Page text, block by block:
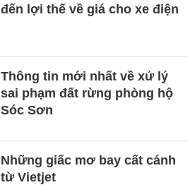
đến lợi thế về giá cho xe điện
Thông tin mới nhất về xử lý
sai phạm đất rừng phòng hộ
Sóc Sơn
Những giấc mơ bay cất cánh
từ Vietjet